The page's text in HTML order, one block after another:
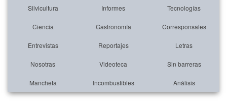
Silvicultura Informes Tecnologías
Ciencia Gastronomía Corresponsales
Entrevistas Reportajes Letras
Nosotras Videoteca Sin barreras
Mancheta Incombustibles Análisis